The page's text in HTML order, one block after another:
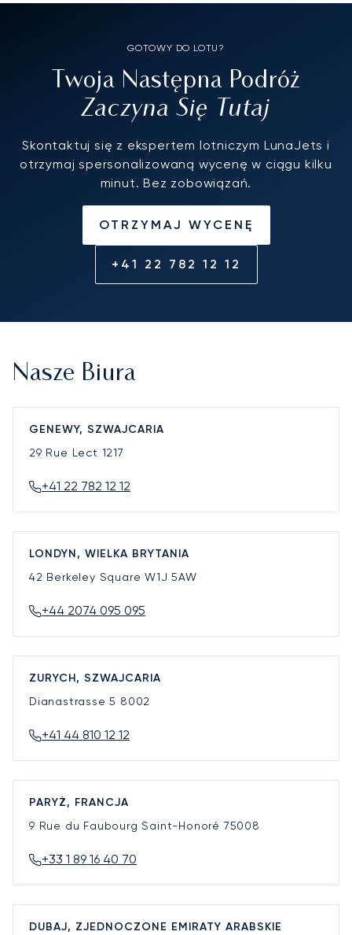
GOTOWY DO LOTU?
Twoja Następna Podróż
Zaczyna Się Tutaj
Skontaktuj się z ekspertem lotniczym LunaJets i
otrzymaj spersonalizowaną wycenę w ciągu kilku
minut. Bez zobowiązań.
OTRZYMAJ WYCENĘ
+41 22 782 12 12
Nasze Biura
GENEWY, SZWAJCARIA
29 Rue Lect 1217
+41 22 782 12 12
LONDYN, WIELKA BRYTANIA
42 Berkeley SquareW1J 5AW
+44 2074 095 095
ZURYCH, SZWAJCARIA
Dianastrasse 5 8002
+41 44 810 12 12
PARYŻ, FRANCJA
9 Rue du Faubourg Saint-Honoré 75008
+33 1 89 16 40 70
DUBAJ, ZJEDNOCZONE EMIRATY ARABSKIE